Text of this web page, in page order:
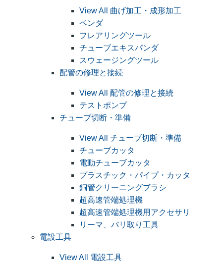
View All 曲げ加工・成形加工
ベンダ
フレアリングツール
チューブエキスパンダ
スウェージングツール
配管の修理と接続
View All 配管の修理と接続
テストポンプ
チューブ切断・準備
View All チューブ切断・準備
チューブカッタ
電動チューブカッタ
プラスチック・パイプ・カッタ
銅管クリーニングブラシ
超高速管端処理機
超高速管端処理機用アクセサリ
リーマ、バリ取り工具
電設工具
View All 電設工具